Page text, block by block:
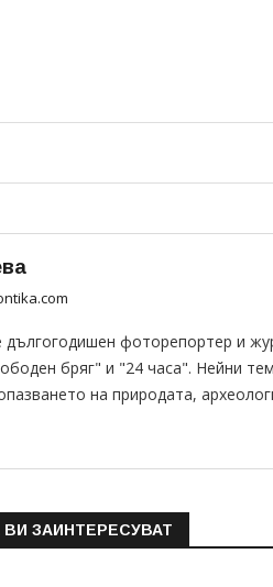
дългогодишен фоторепортер и
бряг" и "24 часа". Нейни
на природата,
ЗАИНТЕРЕСУВАТ